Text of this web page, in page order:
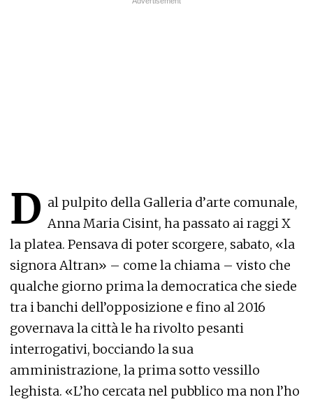
D al pulpito della Galleria d’arte comunale,
Anna Maria Cisint, ha passato ai raggi X
la platea. Pensava di poter scorgere, sabato, «la
signora Altran» – come la chiama – visto che
qualche giorno prima la democratica che siede
tra i banchi dell’opposizione e fino al 2016
governava la città le ha rivolto pesanti
interrogativi, bocciando la sua
amministrazione, la prima sotto vessillo
leghista. «L’ho cercata nel pubblico ma non l’ho